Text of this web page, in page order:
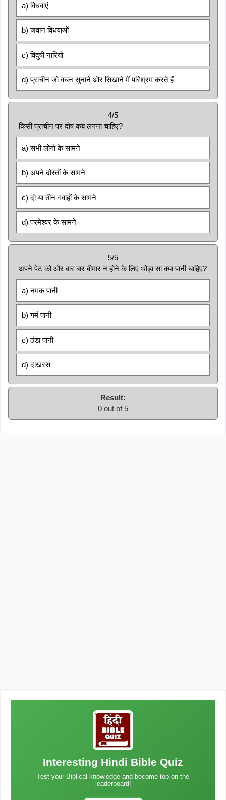
a) विधवाएं
b) जवान विधवाओं
c) विदुषी नारियों
d) प्राचीन जो वचन सुनाने और सिखाने में परिश्रम करते हैं
4/5
किसी प्राचीन पर दोष कब लगना चाहिए?
a) सभी लोगों के सामने
b) अपने दोस्तों के सामने
c) दो या तीन गवाहों के सामने
d) परमेश्वर के सामने
5/5
अपने पेट को और बार बार बीमार न होने के लिए थोड़ा सा क्या पानी चाहिए?
a) नमक पानी
b) गर्म पानी
c) ठंडा पानी
d) दाखरस
Result:
0 out of 5
Interesting Hindi Bible Quiz
Test your Biblical knowledge and become top on the
leaderboard!